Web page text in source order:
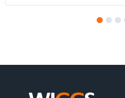
4